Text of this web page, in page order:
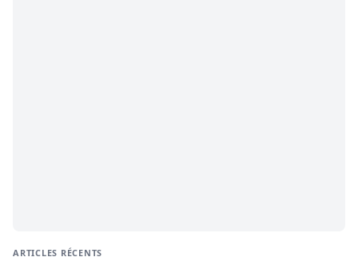
ARTICLES RÉCENTS